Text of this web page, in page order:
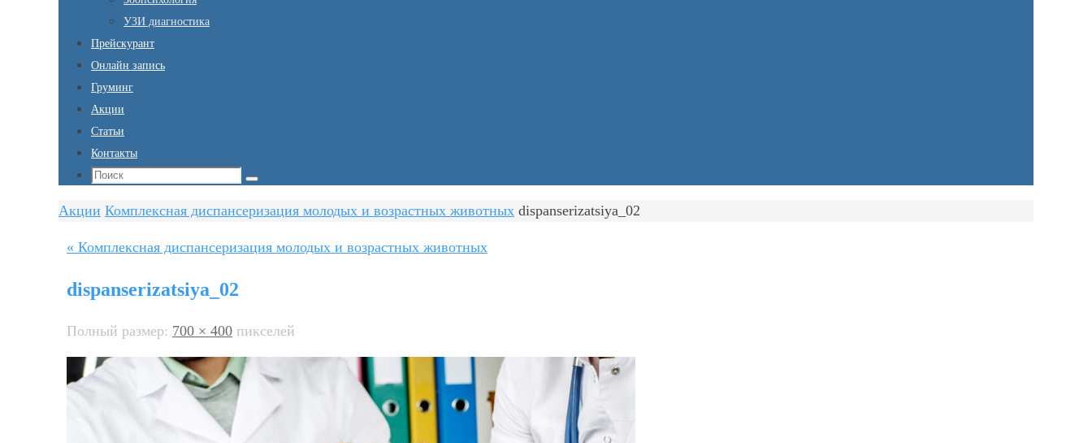
УЗИ диагностика
Прейскурант
Онлайн запись
Груминг
Акции
Статьи
Контакты
Что
Поиск
Главная
Акции Комплексная диспансеризация молодых и возрастных животных dispanserizatsiya_02
« Комплексная диспансеризация молодых и возрастных животных
dispanserizatsiya_02
Полный размер: 700 × 400 пикселей